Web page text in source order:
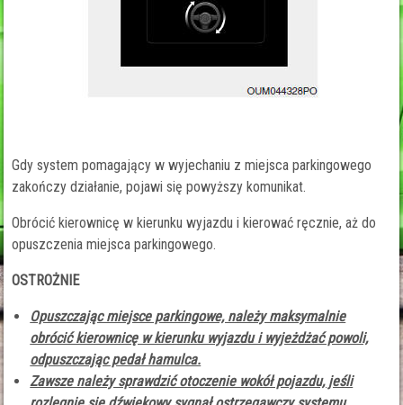
Gdy system pomagający w wyjechaniu z miejsca parkingowego
zakończy działanie, pojawi się powyższy komunikat.
Obrócić kierownicę w kierunku wyjazdu i kierować ręcznie, aż do
opuszczenia miejsca parkingowego.
OSTROŻNIE
Opuszczając miejsce parkingowe, należy maksymalnie
obrócić kierownicę w kierunku wyjazdu i wyjeżdżać powoli,
odpuszczając pedał hamulca.
Zawsze należy sprawdzić otoczenie wokół pojazdu, jeśli